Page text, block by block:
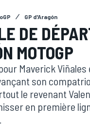
GP d'Aragón
DE
MOTOGP
Maverick Viñales
son
le revenant
en première